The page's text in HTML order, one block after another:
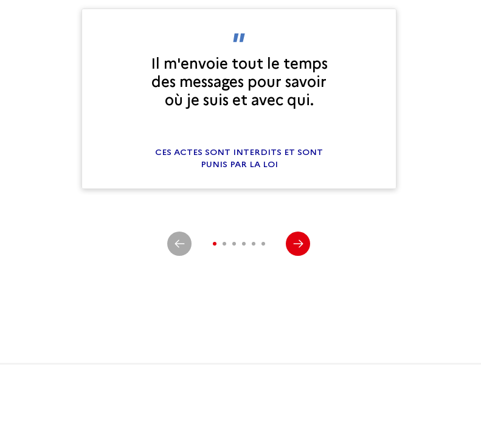
Il m'envoie tout le temps
des messages pour savoir
où je suis et avec qui.
CES ACTES SONT INTERDITS ET SONT
PUNIS PAR LA LOI